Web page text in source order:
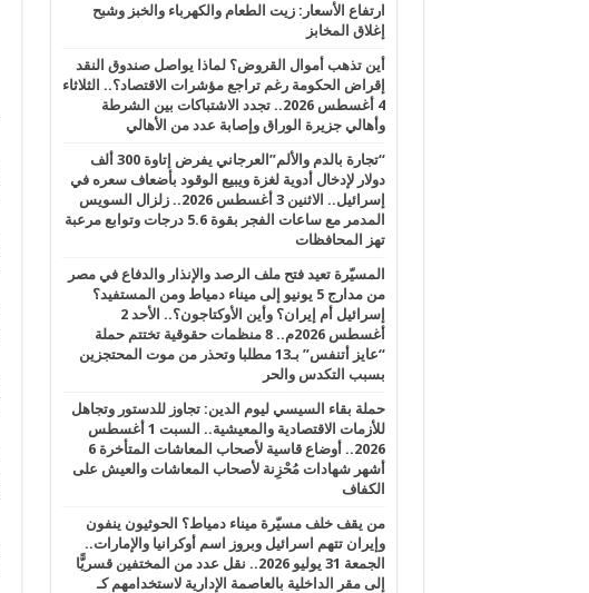
ارتفاع الأسعار: زيت الطعام والكهرباء والخبز وشبح
إغلاق المخابز
أين تذهب أموال القروض؟ لماذا يواصل صندوق النقد
إقراض الحكومة رغم تراجع مؤشرات الاقتصاد؟.. الثلاثاء
4 أغسطس 2026.. تجدد الاشتباكات بين الشرطة
وأهالي جزيرة الوراق وإصابة عدد من الأهالي
“تجارة بالدم والألم”العرجاني يفرض إتاوة 300 ألف
دولار لإدخال أدوية لغزة ويبيع الوقود بأضعاف سعره في
إسرائيل.. الاثنين 3 أغسطس 2026.. زلزال السويس
المدمر مع ساعات الفجر بقوة 5.6 درجات وتوابع مرعبة
تهز المحافظات
المسيّرة تعيد فتح ملف الرصد والإنذار والدفاع في مصر
من مدارج 5 يونيو إلى ميناء دمياط ومن المستفيد؟
إسرائيل أم إيران؟ وأين الأوكتاجون؟.. الأحد 2
أغسطس 2026م.. 8 منظمات حقوقية تختتم حملة
“عايز أتنفس” بـ13 مطلبا وتحذر من موت المحتجزين
بسبب التكدس والحر
حملة بقاء السيسي ليوم الدين: تجاوز للدستور وتجاهل
للأزمات الاقتصادية والمعيشية.. السبت 1 أغسطس
2026.. أوضاع قاسية لأصحاب المعاشات المتأخرة 6
أشهر شهادات مُحْزِنة لأصحاب المعاشات والعيش على
الكفاف
من يقف خلف مسيّرة ميناء دمياط؟ الحوثيون ينفون
وإيران تتهم اسرائيل وبروز اسم أوكرانيا والإمارات..
الجمعة 31 يوليو 2026.. نقل عدد من المختفين قسريًّا
إلى مقر الداخلية بالعاصمة الإدارية لاستخدامهم كـ